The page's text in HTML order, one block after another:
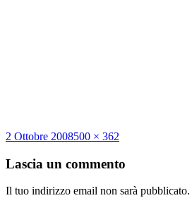
Scritto
2 Ottobre 2008Dimensione
500 × 362
Lascia un commento
Il tuo indirizzo email non sarà pubblicato.